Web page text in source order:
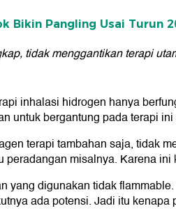
Bikin Pangling Usai Turun
tidak menggantikan terapi
inhalasi hidrogen hanya
untuk bergantung pada terapi
terapi tambahan saja, tidak
peradangan misalnya. Karena
yang digunakan tidak
ada potensi. Jadi itu